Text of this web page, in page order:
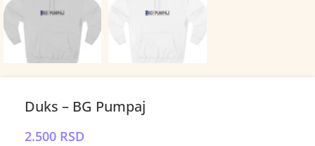
Duks – BG Pumpaj
2.500 RSD